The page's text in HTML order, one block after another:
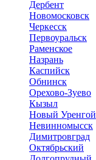
Дербент
Новомосковск
Черкесск
Первоуральск
Раменское
Назрань
Каспийск
Обнинск
Орехово-Зуево
Кызыл
Новый Уренгой
Невинномысск
Димитровград
Октябрьский